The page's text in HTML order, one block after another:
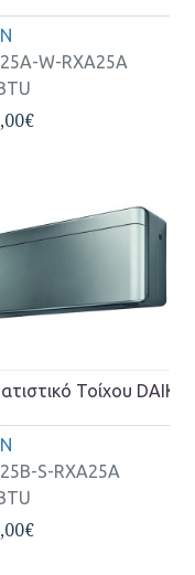
W-RXA25A
FTXA25B-B-
S-RXA25A
Τοίχου